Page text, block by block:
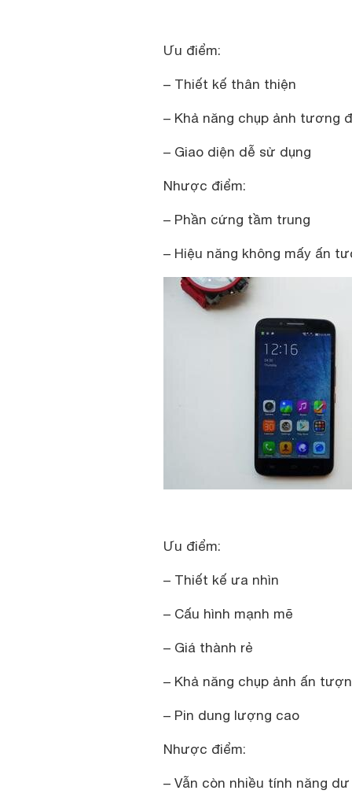
Ưu điểm:
– Thiết kế thân thiện
– Khả năng chụp ảnh tương
– Giao diện dễ sử dụng
Nhược điểm:
– Phần cứng tầm trung
– Hiệu năng không mấy ấn
Ưu điểm:
– Thiết kế ưa nhìn
– Cấu hình mạnh mẽ
– Giá thành rẻ
– Khả năng chụp ảnh ấn
– Pin dung lượng cao
Nhược điểm:
– Vẫn còn nhiều tính năng